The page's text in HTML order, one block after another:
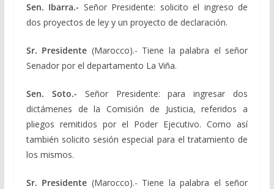
Sen. Ibarra.- Señor Presidente: solicito el ingreso de
dos proyectos de ley y un proyecto de declaración.
Sr. Presidente (Marocco).- Tiene la palabra el señor
Senador por el departamento La Viña.
Sen. Soto.- Señor Presidente: para ingresar dos
dictámenes de la Comisión de Justicia, referidos a
pliegos remitidos por el Poder Ejecutivo. Como así
también solicito sesión especial para el tratamiento de
los mismos.
Sr. Presidente (Marocco).- Tiene la palabra el señor